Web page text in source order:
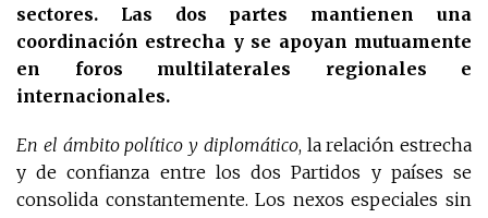
sectores. Las dos partes mantienen una
coordinación estrecha y se apoyan mutuamente
en foros multilaterales regionales e
internacionales.
En el ámbito político y diplomático, la relación estrecha
y de confianza entre los dos Partidos y países se
consolida constantemente. Los nexos especiales sin